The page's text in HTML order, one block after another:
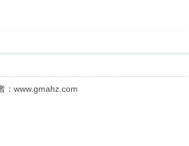
：www.gmahz.com